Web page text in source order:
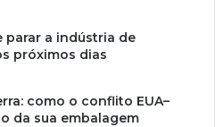
parar a indústria de
próximos dias
como o conflito EUA–
da sua embalagem